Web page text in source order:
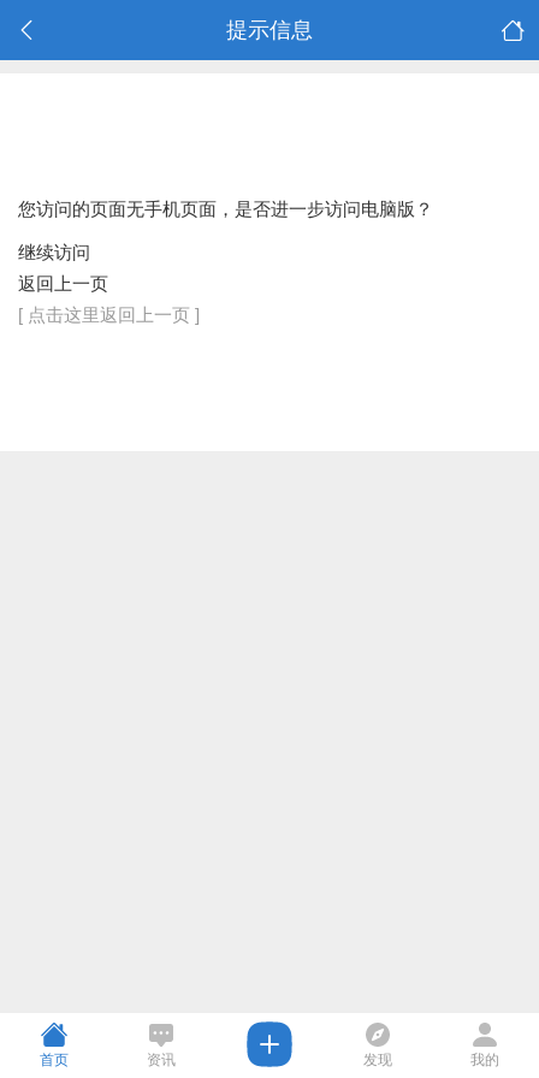
提示信息
您访问的页面无手机页面，是否进一步访问电脑版？
继续访问
返回上一页
[ 点击这里返回上一页 ]
首页 资讯 发现 我的